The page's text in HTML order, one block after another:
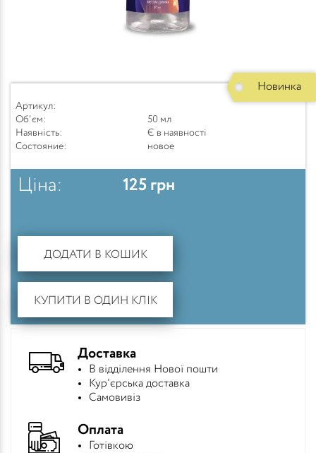
Артикул:
Об'єм:
50 мл
Наявність:
Є в наявності
Состояние:
новое
Ціна: 125 грн
ДОДАТИ В КОШИК
КУПИТИ В ОДИН КЛІК
Новинка
Доставка
В відділення Нової пошти
Кур'єрська доставка
Самовивіз
Оплата
Готівкою